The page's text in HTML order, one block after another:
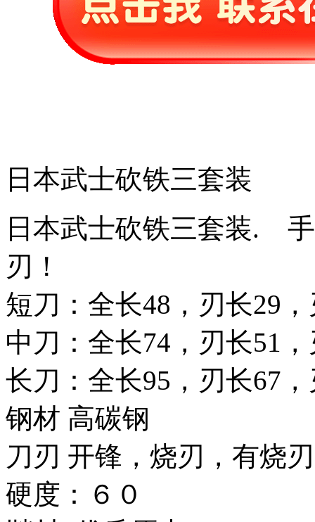
日本武士砍铁三套装
日本武士砍铁三套装.
刃！
短刀：全长48，刃长29
中刀：全长74，刃长51
长刀：全长95，刃长67
钢材 高碳钢
刀刃 开锋，烧刃，有烧
硬度：６０